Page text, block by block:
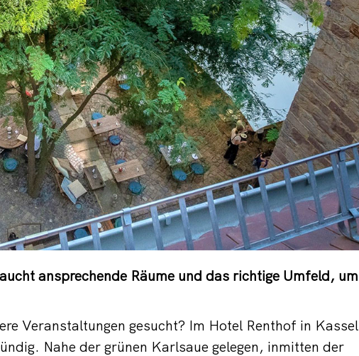
ansprechende Räume und das richtige Umfeld, um
Veranstaltungen gesucht? Im Hotel Renthof in Kassel
Nahe der grünen Karlsaue gelegen, inmitten der